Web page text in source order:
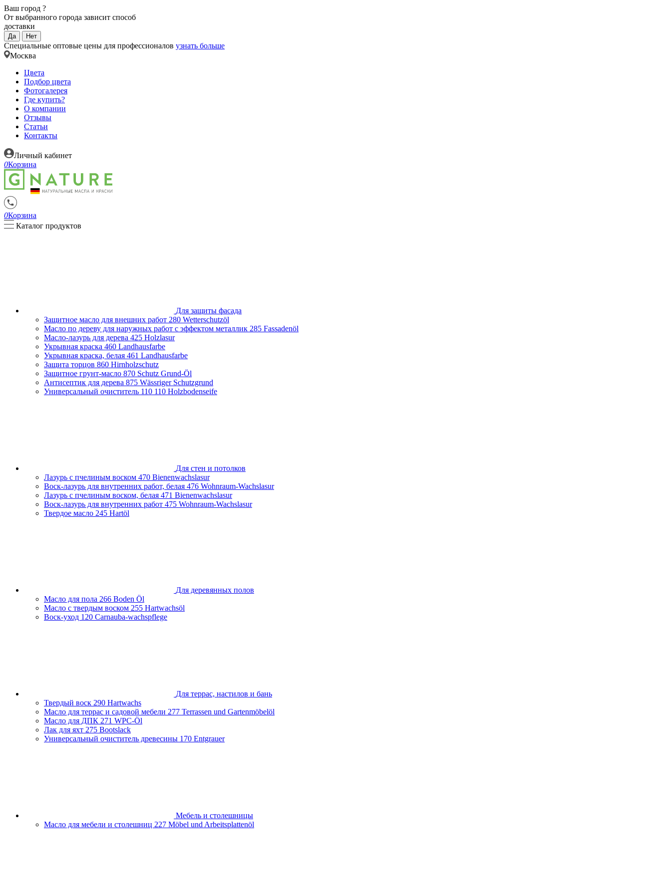
Ваш город ?
От выбранного города зависит способ
доставки
Да Нет
Специальные оптовые цены для профессионалов узнать больше
Москва
Цвета
Подбор цвета
Фотогалерея
Где купить?
О компании
Отзывы
Статьи
Контакты
Личный кабинет
0Корзина
0Корзина
Каталог продуктов
Для защиты фасада
Защитное масло для внешних работ 280 Wetterschutzöl
Масло по дереву для наружных работ с эффектом металлик 285 Fassadenöl
Масло-лазурь для дерева 425 Holzlasur
Укрывная краска 460 Landhausfarbe
Укрывная краска, белая 461 Landhausfarbe
Защита торцов 860 Hirnholzschutz
Защитное грунт-масло 870 Schutz Grund-Öl
Антисептик для дерева 875 Wässriger Schutzgrund
Универсальный очиститель 110 110 Holzbodenseife
Для стен и потолков
Лазурь с пчелиным воском 470 Bienenwachslasur
Воск-лазурь для внутренних работ, белая 476 Wohnraum-Wachslasur
Лазурь с пчелиным воском, белая 471 Bienenwachslasur
Воск-лазурь для внутренних работ 475 Wohnraum-Wachslasur
Твердое масло 245 Hartöl
Для деревянных полов
Масло для пола 266 Boden Öl
Масло с твердым воском 255 Hartwachsöl
Воск-уход 120 Carnauba-wachspflege
Для террас, настилов и бань
Твердый воск 290 Hartwachs
Масло для террас и садовой мебели 277 Terrassen und Gartenmöbelöl
Масло для ДПК 271 WPC-Öl
Лак для яхт 275 Bootslack
Универсальный очиститель древесины 170 Entgrauer
Мебель и столешницы
Масло для мебели и столешниц 227 Möbel und Arbeitsplattenöl